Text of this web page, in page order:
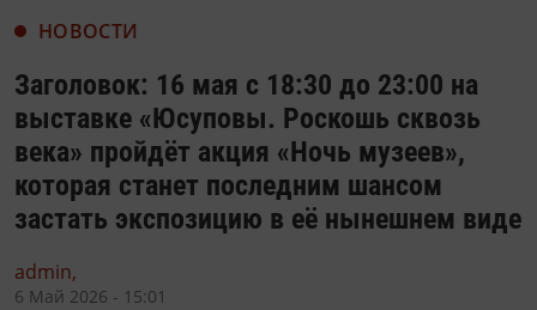
НОВОСТИ
Заголовок: 16 мая с 18:30 до 23:00 на
выставке «Юсуповы. Роскошь сквозь
века» пройдёт акция «Ночь музеев»,
которая станет последним шансом
застать экспозицию в её нынешнем виде
admin,
6 Май 2026 - 15:01